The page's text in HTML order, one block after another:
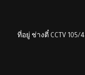
ที่อยู่ ช่างตี๋ CCTV